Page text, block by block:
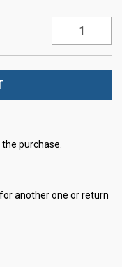
purchase.
another one or return